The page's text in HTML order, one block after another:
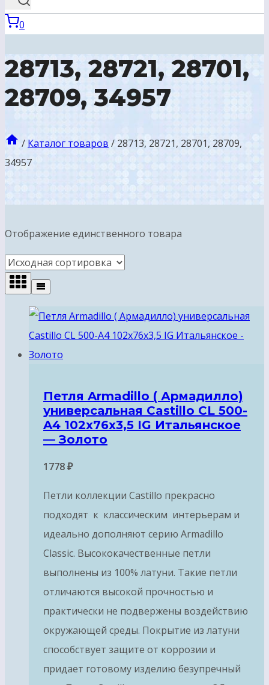
0
28713, 28721, 28701,
28709, 34957
/ Каталог товаров / 28713, 28721, 28701, 28709,
34957
Отображение единственного товара
Петля Armadillo ( Армадилло)
универсальная Castillo CL 500-
A4 102x76x3,5 IG Итальянское
— Золото
1778₽
Петли коллекции Castillo прекрасно
подходят к классическим интерьерам и
идеально дополняют серию Armadillo
Classic. Высококачественные петли
выполнены из 100% латуни. Такие петли
отличаются высокой прочностью и
практически не подвержены воздействию
окружающей среды. Покрытие из латуни
способствует защите от коррозии и
придает готовому изделию безупречный